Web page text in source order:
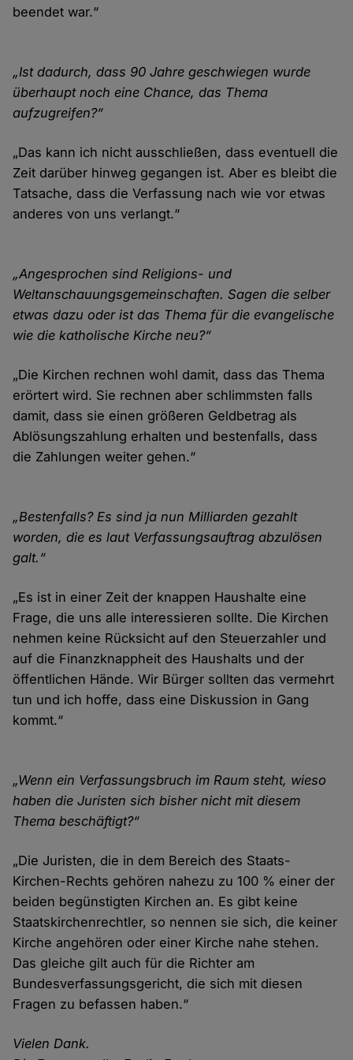
beendet war.“
„Ist dadurch, dass 90 Jahre geschwiegen wurde
überhaupt noch eine Chance, das Thema
aufzugreifen?“
„Das kann ich nicht ausschließen, dass eventuell die
Zeit darüber hinweg gegangen ist. Aber es bleibt die
Tatsache, dass die Verfassung nach wie vor etwas
anderes von uns verlangt.“
„Angesprochen sind Religions- und
Weltanschauungsgemeinschaften. Sagen die selber
etwas dazu oder ist das Thema für die evangelische
wie die katholische Kirche neu?“
„Die Kirchen rechnen wohl damit, dass das Thema
erörtert wird. Sie rechnen aber schlimmsten falls
damit, dass sie einen größeren Geldbetrag als
Ablösungszahlung erhalten und bestenfalls, dass
die Zahlungen weiter gehen.“
„Bestenfalls? Es sind ja nun Milliarden gezahlt
worden, die es laut Verfassungsauftrag abzulösen
galt.“
„Es ist in einer Zeit der knappen Haushalte eine
Frage, die uns alle interessieren sollte. Die Kirchen
nehmen keine Rücksicht auf den Steuerzahler und
auf die Finanzknappheit des Haushalts und der
öffentlichen Hände. Wir Bürger sollten das vermehrt
tun und ich hoffe, dass eine Diskussion in Gang
kommt.“
„Wenn ein Verfassungsbruch im Raum steht, wieso
haben die Juristen sich bisher nicht mit diesem
Thema beschäftigt?“
„Die Juristen, die in dem Bereich des Staats-
Kirchen-Rechts gehören nahezu zu 100 % einer der
beiden begünstigten Kirchen an. Es gibt keine
Staatskirchenrechtler, so nennen sie sich, die keiner
Kirche angehören oder einer Kirche nahe stehen.
Das gleiche gilt auch für die Richter am
Bundesverfassungsgericht, die sich mit diesen
Fragen zu befassen haben.“
Vielen Dank.
Cookies